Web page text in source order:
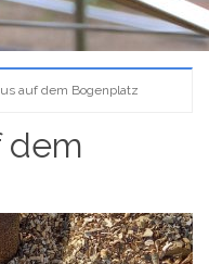
auf dem Bogenplatz
dem